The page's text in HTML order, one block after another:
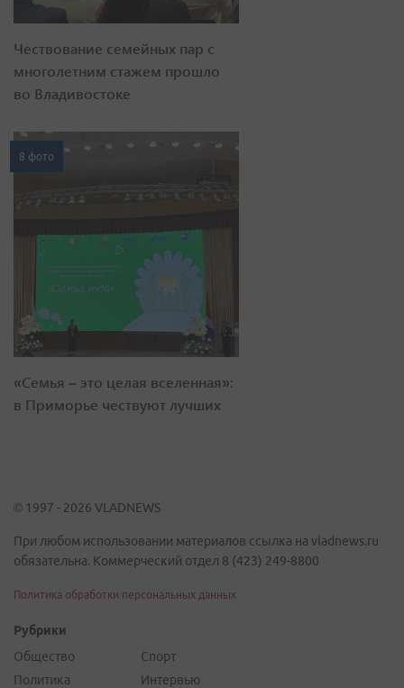
Чествование семейных пар с
многолетним стажем прошло
во Владивостоке
8 фото
«Семья – это целая вселенная»:
в Приморье чествуют лучших
© 1997 - 2026 VLADNEWS
При любом использовании материалов ссылка на vladnews.ru
обязательна. Коммерческий отдел 8 (423) 249-8800
Политика обработки персональных данных
Рубрики
Общество
Политика
Спорт
Интервью